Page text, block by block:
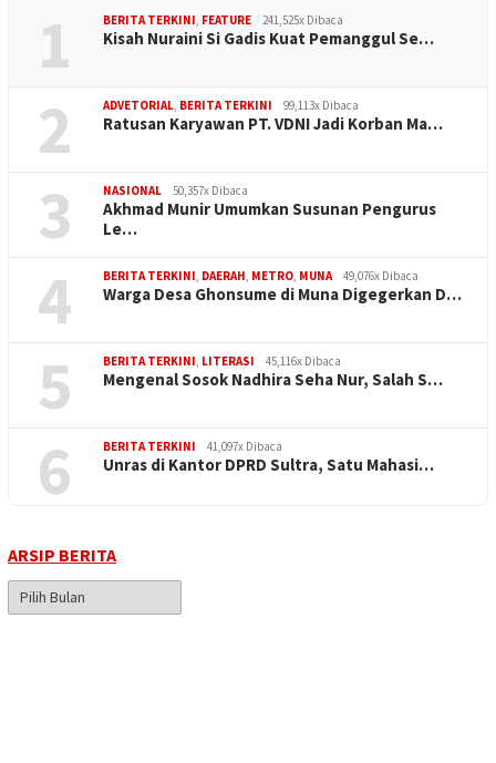
1 BERITA TERKINI FEATURE 241,525x Dibaca
Kisah Nuraini Si Gadis Kuat Pemanggul Se…
2 ADVETORIAL BERITA TERKINI 99,113x Dibaca
Ratusan Karyawan PT. VDNI Jadi Korban Ma…
3 NASIONAL 50,357x Dibaca
Akhmad Munir Umumkan Susunan Pengurus
Le…
4 BERITA TERKINI DAERAH METRO MUNA 49,076x Dibaca
Warga Desa Ghonsume di Muna Digegerkan D…
5 BERITA TERKINI LITERASI 45,116x Dibaca
Mengenal Sosok Nadhira Seha Nur, Salah S…
6 BERITA TERKINI 41,097x Dibaca
Unras di Kantor DPRD Sultra, Satu Mahasi…
ARSIP BERITA
Arsip
Berita